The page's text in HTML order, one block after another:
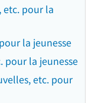
etc. pour la
la jeunesse
pour la jeunesse
etc. pour